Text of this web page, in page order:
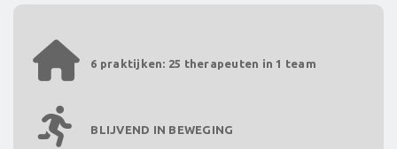
6 praktijken: 25 therapeuten in 1 team
BLIJVEND IN BEWEGING